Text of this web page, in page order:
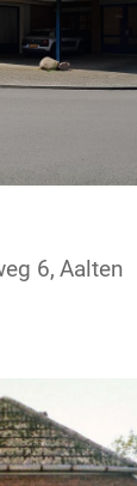
6, Aalten